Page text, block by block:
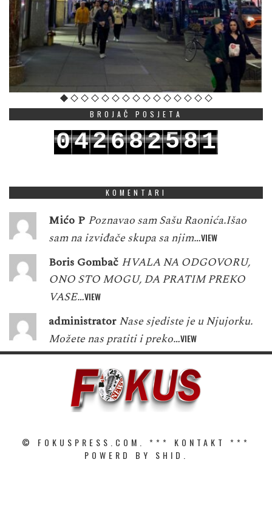
BROJAČ POSJETA
042682581
KOMENTARI
Mićo P Poznavao sam Sašu Raonića.Išao
sam na izviđače skupa sa njim…VIEW
Boris Gombač HVALA NA ODGOVORU,
ONO STO MOGU, DA PRATIM PREKO
VASE…VIEW
administrator Nase sjediste je u Njujorku.
Možete nas pratiti i preko…VIEW
© FOKUSPRESS.COM. *** KONTAKT
***
POWERD BY SHID.